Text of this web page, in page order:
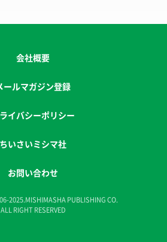
会社概要
ールマガジン登録
イバシーポリシー
ちいさいミシマ社
お問い合わせ
2025.MISHIMASHA PUBLISHING CO.
ALL RIGHT RESERVED